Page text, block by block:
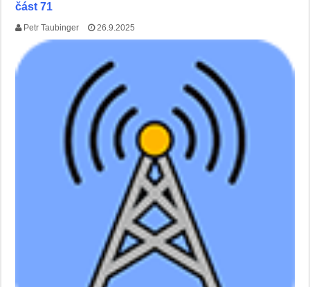
část 71
Petr Taubinger 26.9.2025